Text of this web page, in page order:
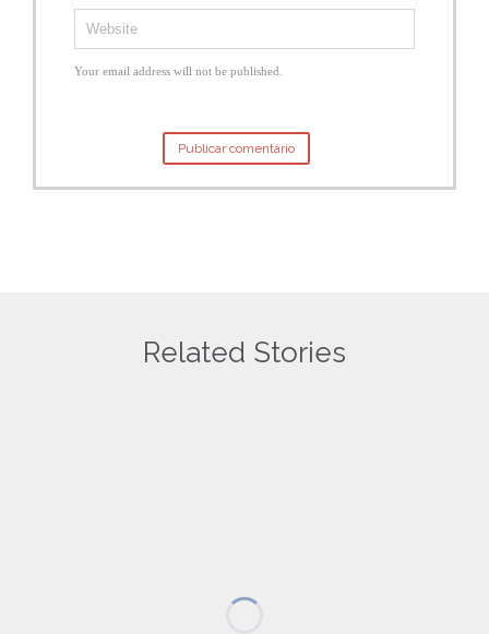
Your email address will not be published.
Related Stories